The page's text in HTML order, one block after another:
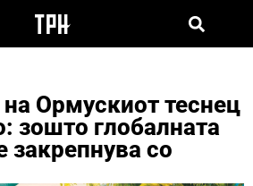
Ормускиот теснец
зошто глобалната
закрепнува со